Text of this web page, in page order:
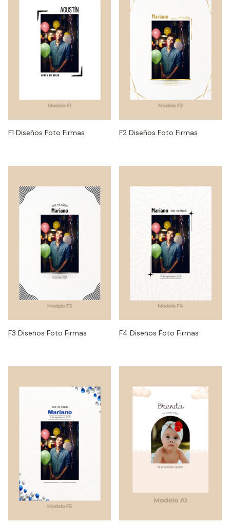
F1 Diseños Foto Firmas F2 Diseños Foto Firmas
F3 Diseños Foto Firmas F4 Diseños Foto Firmas